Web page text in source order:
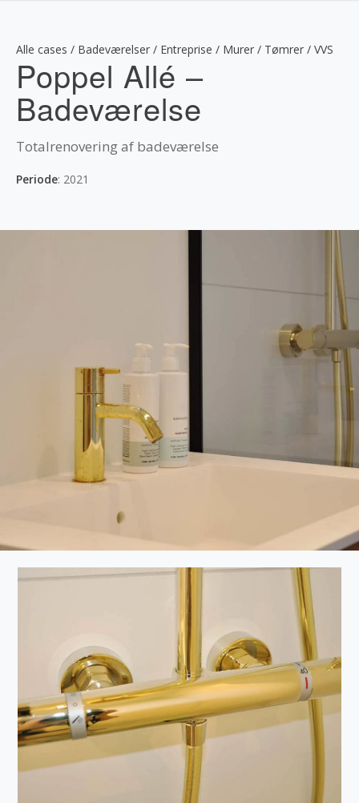
Alle cases / Badeværelser / Entreprise / Murer / Tømrer / VVS
Poppel Allé –
Badeværelse
Totalrenovering af badeværelse
Periode: 2021